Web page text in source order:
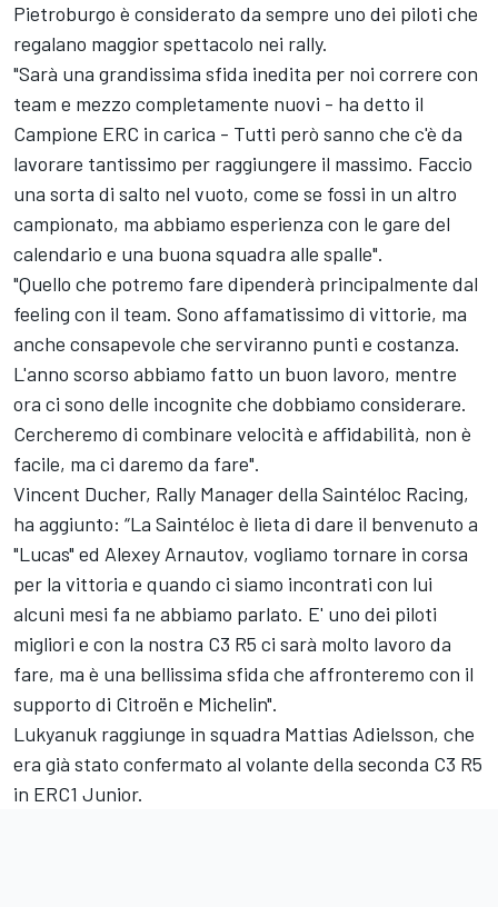
Pietroburgo è considerato da sempre uno dei piloti che
regalano maggior spettacolo nei rally.
"Sarà una grandissima sfida inedita per noi correre con
team e mezzo completamente nuovi - ha detto il
Campione ERC in carica - Tutti però sanno che c'è da
lavorare tantissimo per raggiungere il massimo. Faccio
una sorta di salto nel vuoto, come se fossi in un altro
campionato, ma abbiamo esperienza con le gare del
calendario e una buona squadra alle spalle".
"Quello che potremo fare dipenderà principalmente dal
feeling con il team. Sono affamatissimo di vittorie, ma
anche consapevole che serviranno punti e costanza.
L'anno scorso abbiamo fatto un buon lavoro, mentre
ora ci sono delle incognite che dobbiamo considerare.
Cercheremo di combinare velocità e affidabilità, non è
facile, ma ci daremo da fare".
Vincent Ducher, Rally Manager della Saintéloc Racing,
ha aggiunto: “La Saintéloc è lieta di dare il benvenuto a
"Lucas" ed Alexey Arnautov, vogliamo tornare in corsa
per la vittoria e quando ci siamo incontrati con lui
alcuni mesi fa ne abbiamo parlato. E' uno dei piloti
migliori e con la nostra C3 R5 ci sarà molto lavoro da
fare, ma è una bellissima sfida che affronteremo con il
supporto di Citroën e Michelin".
Lukyanuk raggiunge in squadra Mattias Adielsson, che
era già stato confermato al volante della seconda C3 R5
in ERC1 Junior.